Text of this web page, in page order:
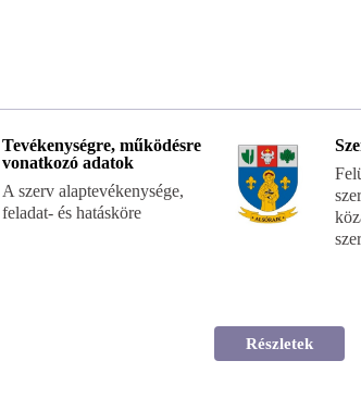
Tevékenységre, működésre
vonatkozó adatok
A szerv alaptevékenysége,
feladat- és hatásköre
Részletek